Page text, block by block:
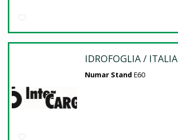
IDROFOGLIA / ITALIA
Numar Stand E60